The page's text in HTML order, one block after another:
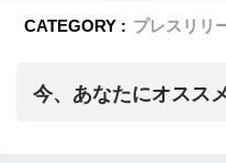
CATEGORY : プレスリリ
今、あなたにオスス